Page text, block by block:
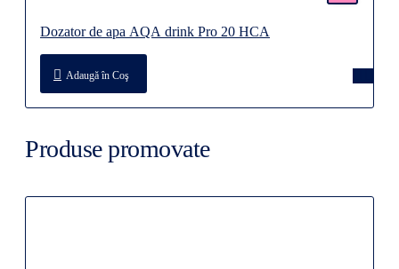
Dozator de apa AQA drink Pro 20 HCA
Adaugă în Coş
Produse promovate